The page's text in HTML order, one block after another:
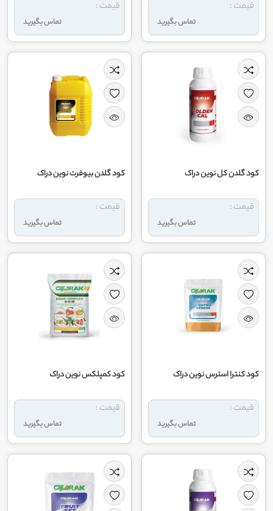
تماس بگیرید
قیمت :
تماس بگیرید
قیمت :
کود گلدن کل نوین دراک
تماس بگیرید
قیمت :
کود گلدن بیوفرت نوین دراک
تماس بگیرید
قیمت :
کود کنترا استرس نوین دراک
تماس بگیرید
قیمت :
کود کمپلکس نوین دراک
تماس بگیرید
قیمت :